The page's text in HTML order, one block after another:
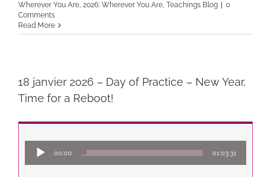
Wherever You Are, 2026: Wherever You Are, Teachings Blog
0
Comments
Read More
18 janvier 2026 – Day of Practice – New Year,
Time for a Reboot!
audio
00:00 01:03:31